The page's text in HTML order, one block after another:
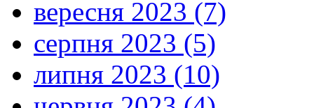
вересня 2023 (7)
серпня 2023 (5)
липня 2023 (10)